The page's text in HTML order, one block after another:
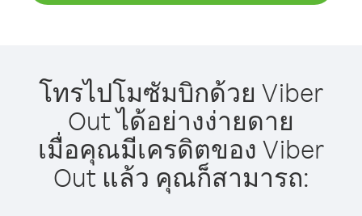
โทรไปโมซัมบิกด้วย Viber
Out ได้อย่างง่ายดาย
เมื่อคุณมีเครดิตของ Viber
Out แล้ว คุณก็สามารถ: